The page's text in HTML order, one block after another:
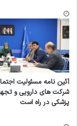
آئین نامه مسئولیت
شرکت های دارویی و
پزشکی در راه است